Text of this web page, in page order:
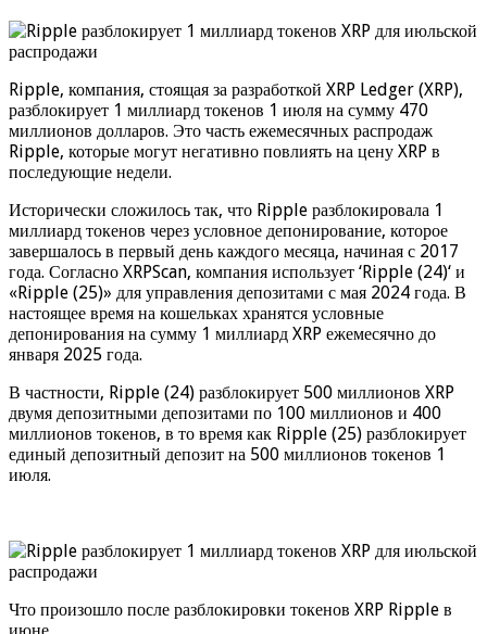
Ripple, компания, стоящая за разработкой XRP Ledger (XRP),
разблокирует 1 миллиард токенов 1 июля на сумму 470
миллионов долларов. Это часть ежемесячных распродаж
Ripple, которые могут негативно повлиять на цену XRP в
последующие недели.
Исторически сложилось так, что Ripple разблокировала 1
миллиард токенов через условное депонирование, которое
завершалось в первый день каждого месяца, начиная с 2017
года. Согласно XRPScan, компания использует ‘Ripple (24)‘ и
«Ripple (25)» для управления депозитами с мая 2024 года. В
настоящее время на кошельках хранятся условные
депонирования на сумму 1 миллиард XRP ежемесячно до
января 2025 года.
В частности, Ripple (24) разблокирует 500 миллионов XRP
двумя депозитными депозитами по 100 миллионов и 400
миллионов токенов, в то время как Ripple (25) разблокирует
единый депозитный депозит на 500 миллионов токенов 1
июля.
Что произошло после разблокировки токенов XRP Ripple в
июне